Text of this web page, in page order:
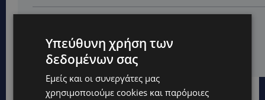
ΕΛΕΝΑ ΠΑΠΑΔΟΠΟΥΛΟΥ: Από τη σκηνή στην
Αντιπροεδρία του ΘΟΚ – «Μεγάλη τιμή και μεγάλη
ευθύνη»
Υπεύθυνη χρήση των
δεδομένων σας
Εμείς και οι συνεργάτες μας
χρησιμοποιούμε cookies και παρόμοιες